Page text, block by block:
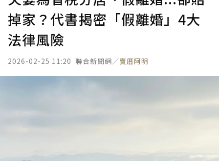
掉家？代書揭密「假離婚」4大
法律風險
2026-02-25 11:20 聯合新聞網／賣厝阿明